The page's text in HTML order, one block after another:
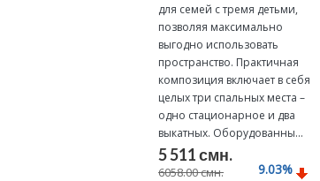
для семей с тремя детьми,
позволяя максимально
выгодно использовать
пространство. Практичная
композиция включает в себя
целых три спальных места –
одно стационарное и два
выкатных. Оборудованны...
5 511 смн.
6058.00 смн. 9.03%